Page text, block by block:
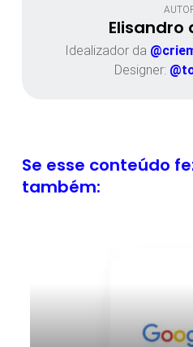
Elisandro
Idealizador da
Designer:
Se esse conteúdo
também: